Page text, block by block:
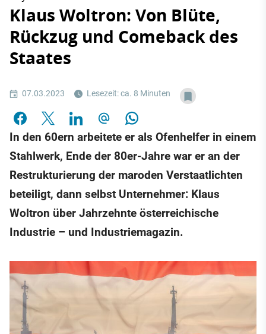
Klaus Woltron: Von Blüte,
Rückzug und Comeback des
Staates
07.03.2023 Lesezeit: ca. 8 Minuten
In den 60ern arbeitete er als Ofenhelfer in einem
Stahlwerk, Ende der 80er-Jahre war er an der
Restrukturierung der maroden Verstaatlichten
beteiligt, dann selbst Unternehmer: Klaus
Woltron über Jahrzehnte österreichische
Industrie – und Industriemagazin.